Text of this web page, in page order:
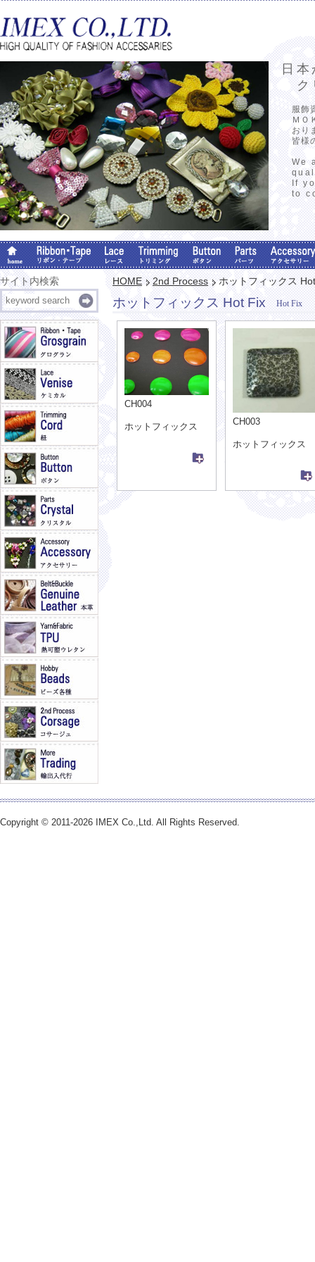
日
ク
服飾
ＭＯ
おり
皆様
We
If
to
サイト内検索 HOME 2nd Process ホットフィックス
ホットフィックス Hot Fix Hot Fix
CH004
ホットフィックス CH003
ホットフィックス
Copyright © 2011-2026 IMEX Co.,Ltd. All Rights Reserved.